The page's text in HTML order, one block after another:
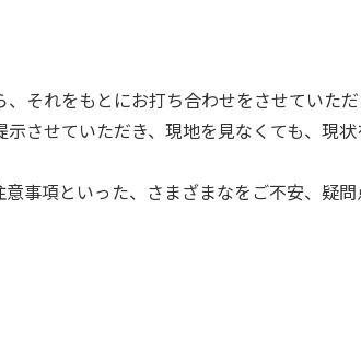
それをもとにお打ち合わせをさせていただ
させていただき、現地を見なくても、現
事項といった、さまざまなをご不安、疑